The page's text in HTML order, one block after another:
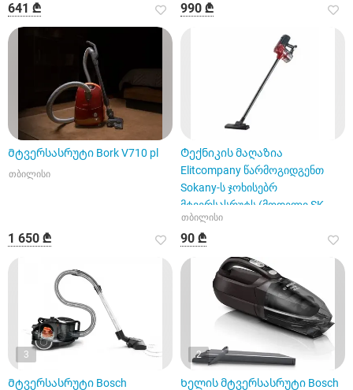
641 ₾ 990 ₾
Მტვერსასრუტი Bork V710 pl
თბილისი
1 650 ₾
Ტექნიკის მაღაზია
Elitcompany წარმოგიდგენთ
Sokany-ს ჯოხისებრ
მტვერსასრუტს (მოდელი SK-
13011)
თბილისი
90 ₾
3
Მტვერსასრუტი Bosch
2
Ხელის მტვერსასრუტი Bosch